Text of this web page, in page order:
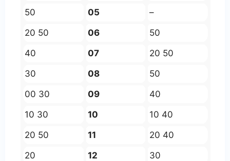
50
05
–
20 50
06
50
40
07
20 50
30
08
50
00 30
09
40
10 30
10
10 40
20 50
11
20 40
20
12
30